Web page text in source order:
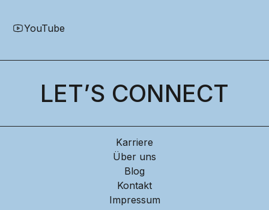
YouTube
LET’S CONNECT
Karriere
Über uns
Blog
Kontakt
Impressum